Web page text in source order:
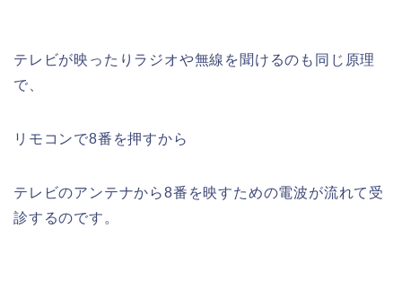
テレビが映ったりラジオや無線を聞けるのも同じ原理
で、
リモコンで8番を押すから
テレビのアンテナから8番を映すための電波が流れて受
診するのです。